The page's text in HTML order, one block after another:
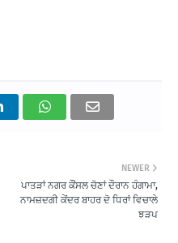
NEWER
ਪਾਤੜਾਂ ਨਗਰ ਕੌਂਸਲ ਚੋਣਾਂ ਦੌਰਾਨ ਹੰਗਾਮਾ,
ਨਾਮਜ਼ਦਗੀ ਕੇਂਦਰ ਬਾਹਰ ਦੋ ਧਿਰਾਂ ਵਿਚਾਲੇ
ਝੜਪ